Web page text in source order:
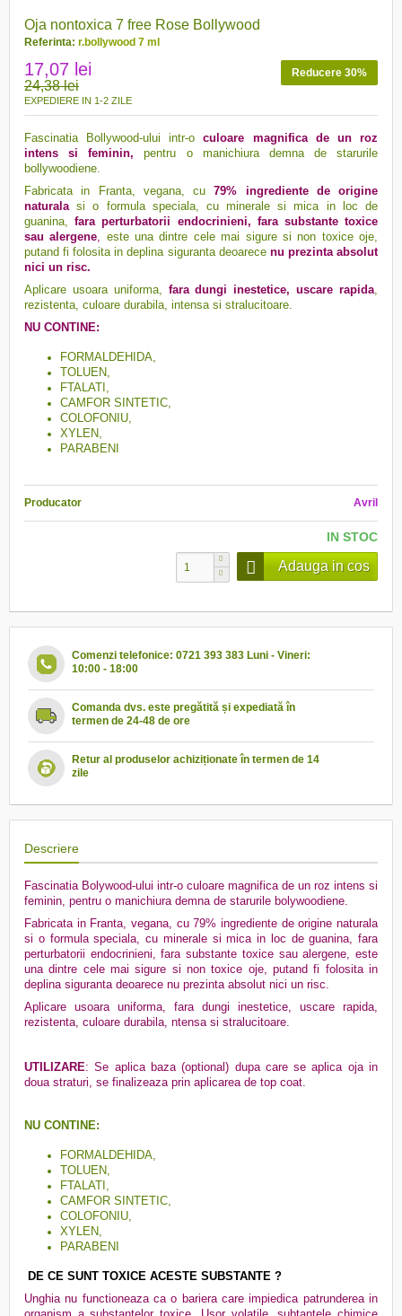
Oja nontoxica 7 free Rose Bollywood
Referinta: r.bollywood 7 ml
Reducere 30%
17,07 lei
24,38 lei
EXPEDIERE IN 1-2 ZILE
Fascinatia Bollywood-ului intr-oculoare magnifica de un roz
intens si feminin, pentru o manichiura demna de starurile
bollywoodiene.
Fabricata in Franta, vegana, cu79% ingrediente de origine
naturalasi o formula speciala, cu minerale si mica in loc de
guanina, fara perturbatorii endocrinieni, fara substante toxice
sau alergene, este una dintre cele mai sigure si non toxice oje,
putand fi folosita in deplina siguranta deoarece nu prezinta absolut
nici un risc.
Aplicare usoara uniforma, fara dungi inestetice, uscare rapida,
rezistenta, culoare durabila, intensa si stralucitoare.
NU CONTINE:
FORMALDEHIDA,
TOLUEN,
FTALATI,
CAMFOR SINTETIC,
COLOFONIU,
XYLEN,
PARABENI
Producator Avril
IN STOC
Adauga in cos
Comenzi telefonice: 0721 393 383 Luni - Vineri:
10:00 - 18:00
Comanda dvs. este pregătită și expediată în
termen de 24-48 de ore
Retur al produselor achiziționate în termen de 14
zile
Descriere
Fascinatia Bolywood-ului intr-o culoare magnifica de un roz intens si
feminin, pentru o manichiura demna de starurile bolywoodiene.
Fabricata in Franta, vegana, cu 79% ingrediente de origine naturala
si o formula speciala, cu minerale si mica in loc de guanina, fara
perturbatorii endocrinieni, fara substante toxice sau alergene, este
una dintre cele mai sigure si non toxice oje, putand fi folosita in
deplina siguranta deoarece nu prezinta absolut nici un risc.
Aplicare usoara uniforma, fara dungi inestetice, uscare rapida,
rezistenta, culoare durabila, ntensa si stralucitoare.
UTILIZARE: Se aplica baza (optional) dupa care se aplica oja in
doua straturi, se finalizeaza prin aplicarea de top coat.
NU CONTINE:
FORMALDEHIDA,
TOLUEN,
FTALATI,
CAMFOR SINTETIC,
COLOFONIU,
XYLEN,
PARABENI
DE CE SUNT TOXICE ACESTE SUBSTANTE ?
Unghia nu functioneaza ca o bariera care impiedica patrunderea in